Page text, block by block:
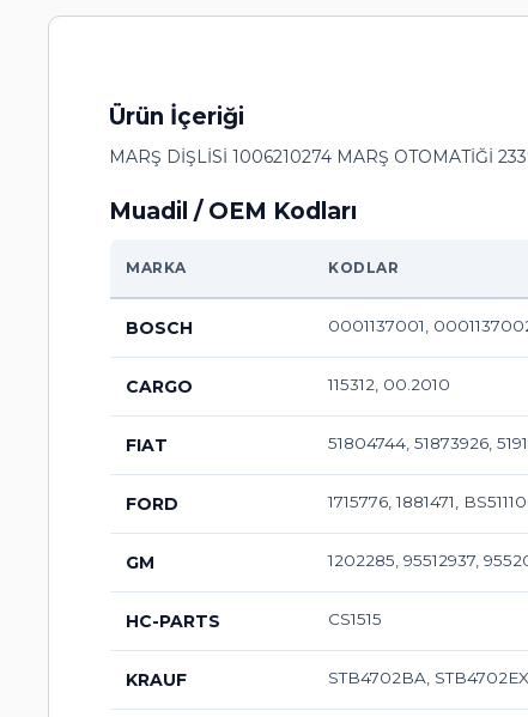
Ürün İçeriği
MARŞ DİŞLİSİ 1006210274 MARŞ OTOMATİĞİ
Muadil / OEM Kodları
MARKA KODLAR
BOSCH 0001137001,
CARGO 115312, 00.2010
FIAT 51804744, 51873926,
FORD 1715776, 1881471,
GM 1202285, 95512937,
HC-PARTS CS1515
KRAUF STB4702BA,